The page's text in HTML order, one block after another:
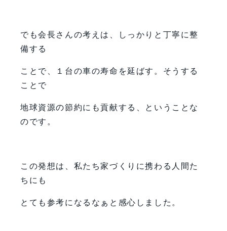
でも会長さんの考えは、しっかりと丁寧に整
備する
ことで、１台の車の寿命を延ばす。そうする
ことで
地球資源の節約にも貢献する、ということな
のです。
この発想は、私たち家づくりに携わる人間た
ちにも
とても参考になるなぁと感心しました。